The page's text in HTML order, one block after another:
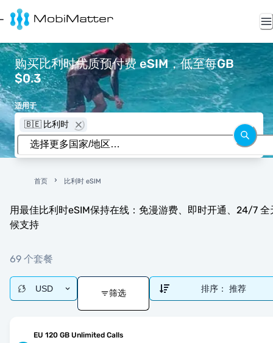
购买比利时优质预付费 eSIM，低至每GB
$0.3
适用于
🇧🇪 比利时
首页 比利时 eSIM
用最佳比利时eSIM保持在线：免漫游费、即时开通、24/7 全
候支持
69 个套餐
USD 筛选 排序： 推荐
EU 120 GB Unlimited Calls